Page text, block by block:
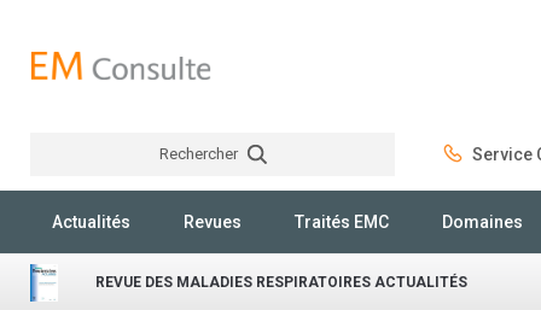
Rechercher Service
Actualités Revues Traités EMC Domaines
REVUE DES MALADIES RESPIRATOIRES ACTUALITÉS